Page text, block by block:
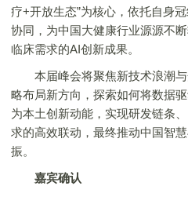
疗+开放生态”为核心，依托自身
协同，为中国大健康行业源源不
临床需求的AI创新成果。
本届峰会将聚焦新技术浪潮与
略布局新方向，探索如何将数据
为本土创新动能，实现研发链条
求的高效联动，最终推动中国智
振。
嘉宾确认